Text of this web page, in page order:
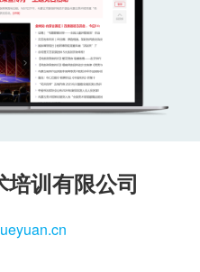
训有限公司